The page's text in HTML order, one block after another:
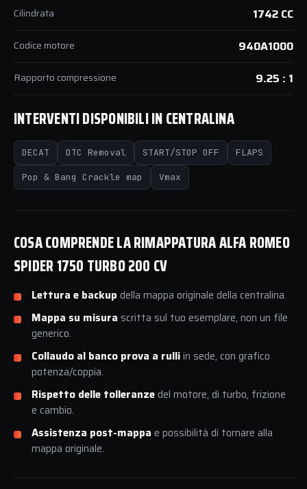
Cilindrata 1742 CC
Codice motore 940A1000
Rapporto compressione 9.25 : 1
INTERVENTI DISPONIBILI IN CENTRALINA
DECAT DTC Removal START/STOP OFF FLAPS
Pop & Bang Crackle map Vmax
COSA COMPRENDE LA RIMAPPATURA ALFA ROMEO
SPIDER 1750 TURBO 200 CV
Lettura e backup della mappa originale della centralina.
Mappa su misura scritta sul tuo esemplare, non un file
generico.
Collaudo al banco prova a rulliin sede, con grafico
potenza/coppia.
Rispetto delle tolleranzedel motore, di turbo, frizione
e cambio.
Assistenza post-mappa e possibilità di tornare alla
mappa originale.